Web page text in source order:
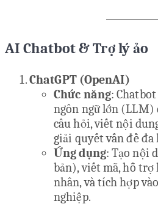
AI Chatbot & Trợ lý ảo
ChatGPT (OpenAI)
Chức năng:
ngôn ngữ lớn (LLM)
câu hỏi, viết nội
giải quyết vấn đề đa
Ứng dụng: Tạo nội
bản), viết mã, hỗ trợ
nhân, và tích hợp
nghiệp.